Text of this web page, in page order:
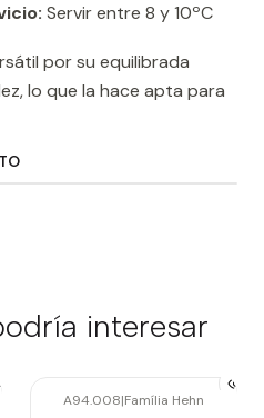
Servir entre 8 y 10ºC
por su equilibrada
lo que la hace apta para
interesar
A94.008|Família Hehn